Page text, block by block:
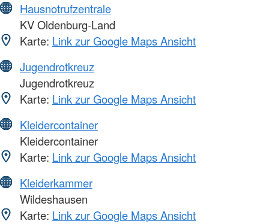
Hausnotrufzentrale
KV Oldenburg-Land
Karte: Link zur Google Maps Ansicht
Jugendrotkreuz
Jugendrotkreuz
Karte: Link zur Google Maps Ansicht
Kleidercontainer
Kleidercontainer
Karte: Link zur Google Maps Ansicht
Kleiderkammer
Wildeshausen
Karte: Link zur Google Maps Ansicht